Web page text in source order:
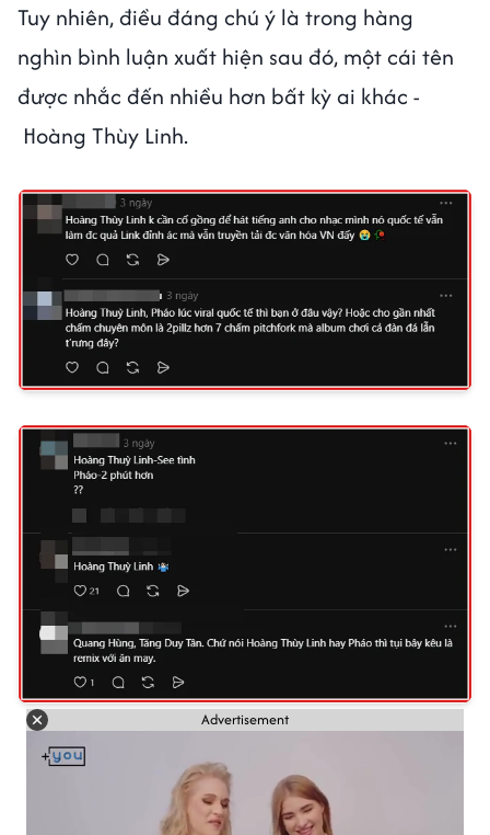
Tuy nhiên, điều đáng chú ý là trong hàng
nghìn bình luận xuất hiện sau đó, một cái tên
được nhắc đến nhiều hơn bất kỳ ai khác -
Hoàng Thùy Linh.
Advertisement